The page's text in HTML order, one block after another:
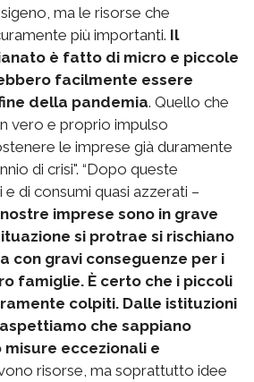
ma le risorse che
più importanti. Il
è fatto di micro e piccole
facilmente essere
della pandemia. Quello che
vero e proprio impulso
le imprese già duramente
di crisi". “Dopo queste
di consumi quasi azzerati –
imprese sono in grave
si protrae si rischiano
con gravi conseguenze per i
famiglie. È certo che i piccoli
colpiti. Dalle istituzioni
che sappiano
eccezionali e
risorse, ma soprattutto idee